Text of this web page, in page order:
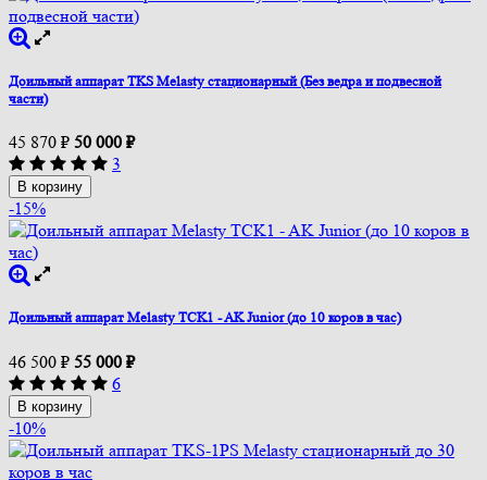
Доильный аппарат TKS Melasty стационарный (Без ведра и подвесной
части)
45 870 ₽ 50 000 ₽
3
В корзину
-15%
Доильный аппарат Melasty TCK1 - AK Junior (до 10 коров в час)
46 500 ₽ 55 000 ₽
6
В корзину
-10%